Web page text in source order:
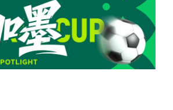
8月7日：梅西不上场，阿根廷中国行真